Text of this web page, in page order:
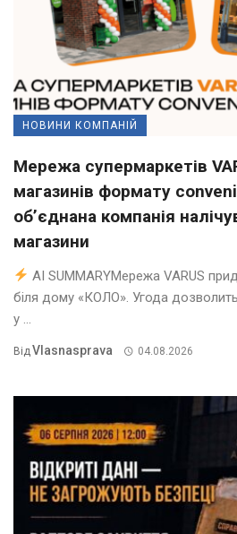
НОВИНИ КОМПАНІЙ
Мережа супермаркетів
магазинів формату
об’єднана компанія
магазини
AI SUMMARYМережа VARUS
біля дому «КОЛО». Угода
у ...
Від Vlasnasprava 04.08.2026